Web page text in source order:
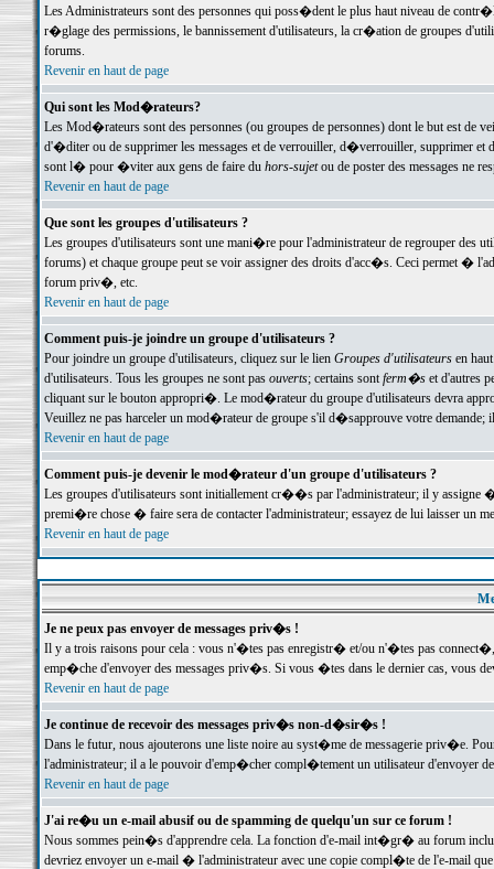
Les Administrateurs sont des personnes qui poss�dent le plus haut niveau de
r�glage des permissions, le bannissement d'utilisateurs, la cr�ation de groupes
forums.
Revenir en haut de page
Qui sont les Mod�rateurs?
Les Mod�rateurs sont des personnes (ou groupes de personnes) dont le but est de
d'�diter ou de supprimer les messages et de verrouiller, d�verrouiller, supprimer
sont l� pour �viter aux gens de faire du hors-sujetou de poster des messages ne
Revenir en haut de page
Que sont les groupes d'utilisateurs ?
Les groupes d'utilisateurs sont une mani�re pour l'administrateur de regrouper des
forums) et chaque groupe peut se voir assigner des droits d'acc�s. Ceci permet
forum priv�, etc.
Revenir en haut de page
Comment puis-je joindre un groupe d'utilisateurs ?
Pour joindre un groupe d'utilisateurs, cliquez sur le lien Groupes d'utilisateursen haut
d'utilisateurs. Tous les groupes ne sont pas ouverts; certains sontferm�set d'autres
cliquant sur le bouton appropri�. Le mod�rateur du groupe d'utilisateurs devra
Veuillez ne pas harceler un mod�rateur de groupe s'il d�sapprouve votre demande;
Revenir en haut de page
Comment puis-je devenir le mod�rateur d'un groupe d'utilisateurs ?
Les groupes d'utilisateurs sont initiallement cr��s par l'administrateur; il y
premi�re chose � faire sera de contacter l'administrateur; essayez de lui laisser un
Revenir en haut de page
Je ne peux pas envoyer de messages priv�s !
Il y a trois raisons pour cela : vous n'�tes pas enregistr� et/ou n'�tes pas
emp�che d'envoyer des messages priv�s. Si vous �tes dans le dernier cas, vous
Revenir en haut de page
Je continue de recevoir des messages priv�s non-d�sir�s !
Dans le futur, nous ajouterons une liste noire au syst�me de messagerie priv�e.
l'administrateur; il a le pouvoir d'emp�cher compl�tement un utilisateur d'envoyer
Revenir en haut de page
J'ai re�u un e-mail abusif ou de spamming de quelqu'un sur ce forum !
Nous sommes pein�s d'apprendre cela. La fonction d'e-mail int�gr� au forum inclut
devriez envoyer un e-mail � l'administrateur avec une copie compl�te de l'e-mail